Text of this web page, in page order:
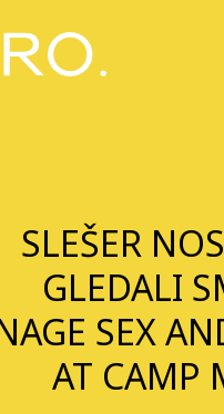
SLEŠER
GLEDALI
SEX
AT CAMP